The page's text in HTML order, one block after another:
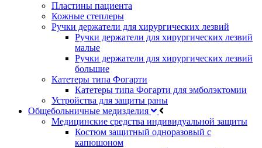
Пластины пациента
Кожные степлеры
Ручки держатели для хирургических лезвий
Ручки держатели для хирургических лезвий
малые
Ручки держатели для хирургических лезвий
большие
Катетеры типа Фогарти
Катетеры типа Фогарти для эмболэктомии
Устройства для защиты раны
Общебольничные медизделия
Медицинские средства индивидуальной защиты
Костюм защитный одноразовый с
капюшоном